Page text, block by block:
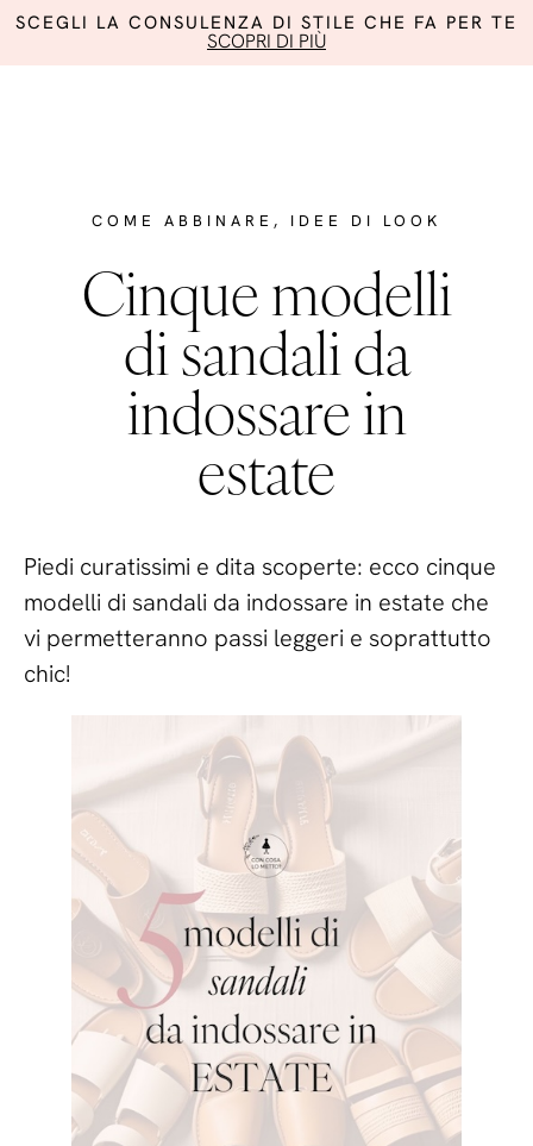
SCEGLI LA CONSULENZA DI STILE CHE FA PER TE
SCOPRI DI PIÙ
COME ABBINARE , IDEE DI LOOK
Cinque modelli
di sandali da
indossare in
estate
Piedi curatissimi e dita scoperte: ecco cinque
modelli di sandali da indossare in estate che
vi permetteranno passi leggeri e soprattutto
chic!